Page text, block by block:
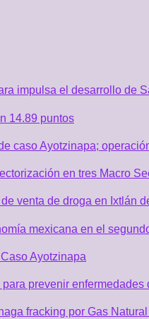
impulsa el desarrollo de
14.89 puntos
caso Ayotzinapa;
en tres Macro
venta de droga en Ixtlán
mexicana en el
Ayotzinapa
prevenir enfermedades
fracking por Gas